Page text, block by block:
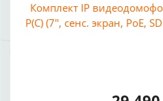
Комплект IP
P(C) (7", сенс. экран, PoE,